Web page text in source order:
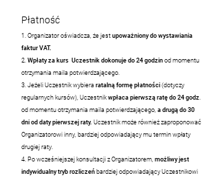
Płatność
1. Organizator oświadcza, że jest upoważniony do wystawiania
faktur VAT.
2. Wpłaty za kurs Uczestnik dokonuje do 24 godzin od momentu
otrzymania maila potwierdzającego.
3. Jeżeli Uczestnik wybiera ratalną formę płatności (dotyczy
regularnych kursów), Uczestnik wpłaca pierwszą ratę do 24 godz.
od momentu otrzymania maila potwierdzającego, a drugą do 30
dni od daty pierwszej raty. Uczestnik może również zaproponować
Organizatorowi inny, bardziej odpowiadający mu termin wpłaty
drugiej raty.
4. Po wcześniejszej konsultacji z Organizatorem, możliwy jest
indywidualny tryb rozliczeń bardziej odpowiadający Uczestnikowi